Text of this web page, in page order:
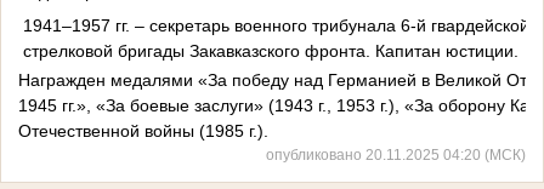
1941–1957 гг. – секретарь военного трибунала 6-й гвардейской
стрелковой бригады Закавказского фронта. Капитан юстиции.
Награжден медалями «За победу над Германией в Великой
1945 гг.», «За боевые заслуги» (1943 г., 1953 г.), «За оборону
Отечественной войны (1985 г.).
опубликовано 20.11.2025 04:20 (МСК)